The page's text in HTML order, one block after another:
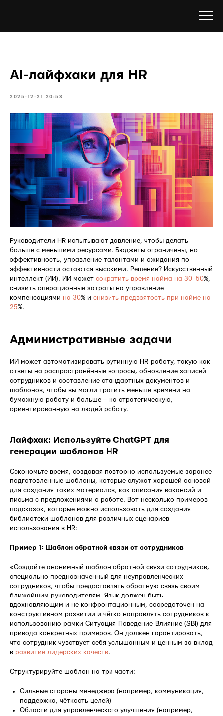
AI-лайфхаки для HR
2025-12-21 20:53
Руководители HR испытывают давление, чтобы делать
больше с меньшими ресурсами. Бюджеты ограничены, но
эффективность, управление талантами и ожидания по
эффективности остаются высокими. Решение? Искусственный
интеллект (ИИ). ИИ может сократить время найма на 30–50%,
снизить операционные затраты на управление
компенсациями на 30% и снизить предвзятость при найме на
25%.
Административные задачи
ИИ может автоматизировать рутинную HR-работу, такую как
ответы на распространённые вопросы, обновление записей
сотрудников и составление стандартных документов и
шаблонов, чтобы вы могли тратить меньше времени на
бумажную работу и больше — на стратегическую,
ориентированную на людей работу.
Лайфхак: Используйте ChatGPT для
генерации шаблонов HR
Сэкономьте время, создавая повторно используемые заранее
подготовленные шаблоны, которые служат хорошей основой
для создания таких материалов, как описания вакансий и
письма с предложениями о работе. Вот несколько примеров
подсказок, которые можно использовать для создания
библиотеки шаблонов для различных сценариев
использования в HR:
Пример 1: Шаблон обратной связи от сотрудников
«Создайте анонимный шаблон обратной связи сотрудников,
специально предназначенный для неуправленческих
сотрудников, чтобы предоставлять обратную связь своим
ближайшим руководителям. Язык должен быть
вдохновляющим и не конфронтационным, сосредоточен на
конструктивном развитии и чётко направлять сотрудников к
использованию рамки Ситуация-Поведение-Влияние (SBI) для
привода конкретных примеров. Он должен гарантировать,
что сотрудник чувствует себя услышанным и ценным за вклад
в развитие лидерских качеств.
Структурируйте шаблон на три части:
Сильные стороны менеджера (например, коммуникация,
поддержка, чёткость целей)
Области для управленческого улучшения (например,